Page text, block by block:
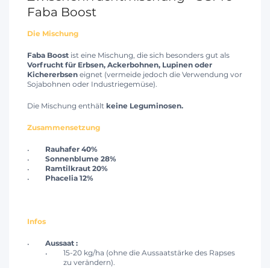
Faba Boost
Die Mischung
Faba Boost ist eine Mischung, die sich besonders gut als
Vorfrucht für Erbsen, Ackerbohnen, Lupinen oder
Kichererbsen eignet (vermeide jedoch die Verwendung vor
Sojabohnen oder Industriegemüse).
Die Mischung enthält keine Leguminosen.
Zusammensetzung
Rauhafer 40%
Sonnenblume 28%
Ramtilkraut 20%
Phacelia 12%
Infos
Aussaat :
15-20 kg/ha (ohne die Aussaatstärke des Rapses
zu verändern).